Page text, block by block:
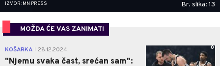
IZVOR: MN PRESS Br. slika: 13
MOŽDA ĆE VAS ZANIMATI
KOŠARKA 28.12.2024.
"Njemu svaka čast, srećan sam":
0